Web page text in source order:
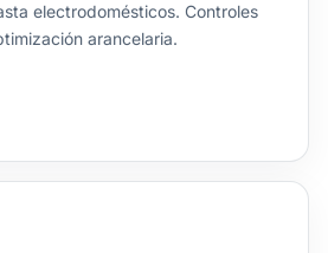
electrodomésticos. Controles
arancelaria.